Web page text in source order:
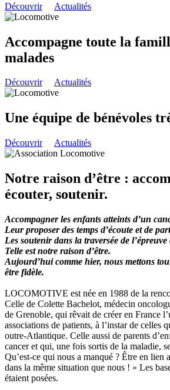
Découvrir Actualités
Accompagne toute la
malades
Découvrir Actualités
Une équipe de bénévoles
Découvrir Actualités
Notre raison d’être :
écouter, soutenir.
Accompagner les enfants atteints d’un
Leur proposer des temps d’écoute et de
Les soutenir dans la traversée de
Telle est notre raison d’être.
Aujourd’hui comme hier, nous mettons
être fidèle.
LOCOMOTIVE est née en 1988 de la
Celle de Colette Bachelot, médecin
de Grenoble, qui rêvait de créer en France
associations de patients, à l’instar de celles
outre-Atlantique. Celle aussi de parents
cancer et qui, une fois sortis de la maladie,
Qu’est-ce qui nous a manqué ? Être en lien
dans la même situation que nous ! » Les
étaient posées.